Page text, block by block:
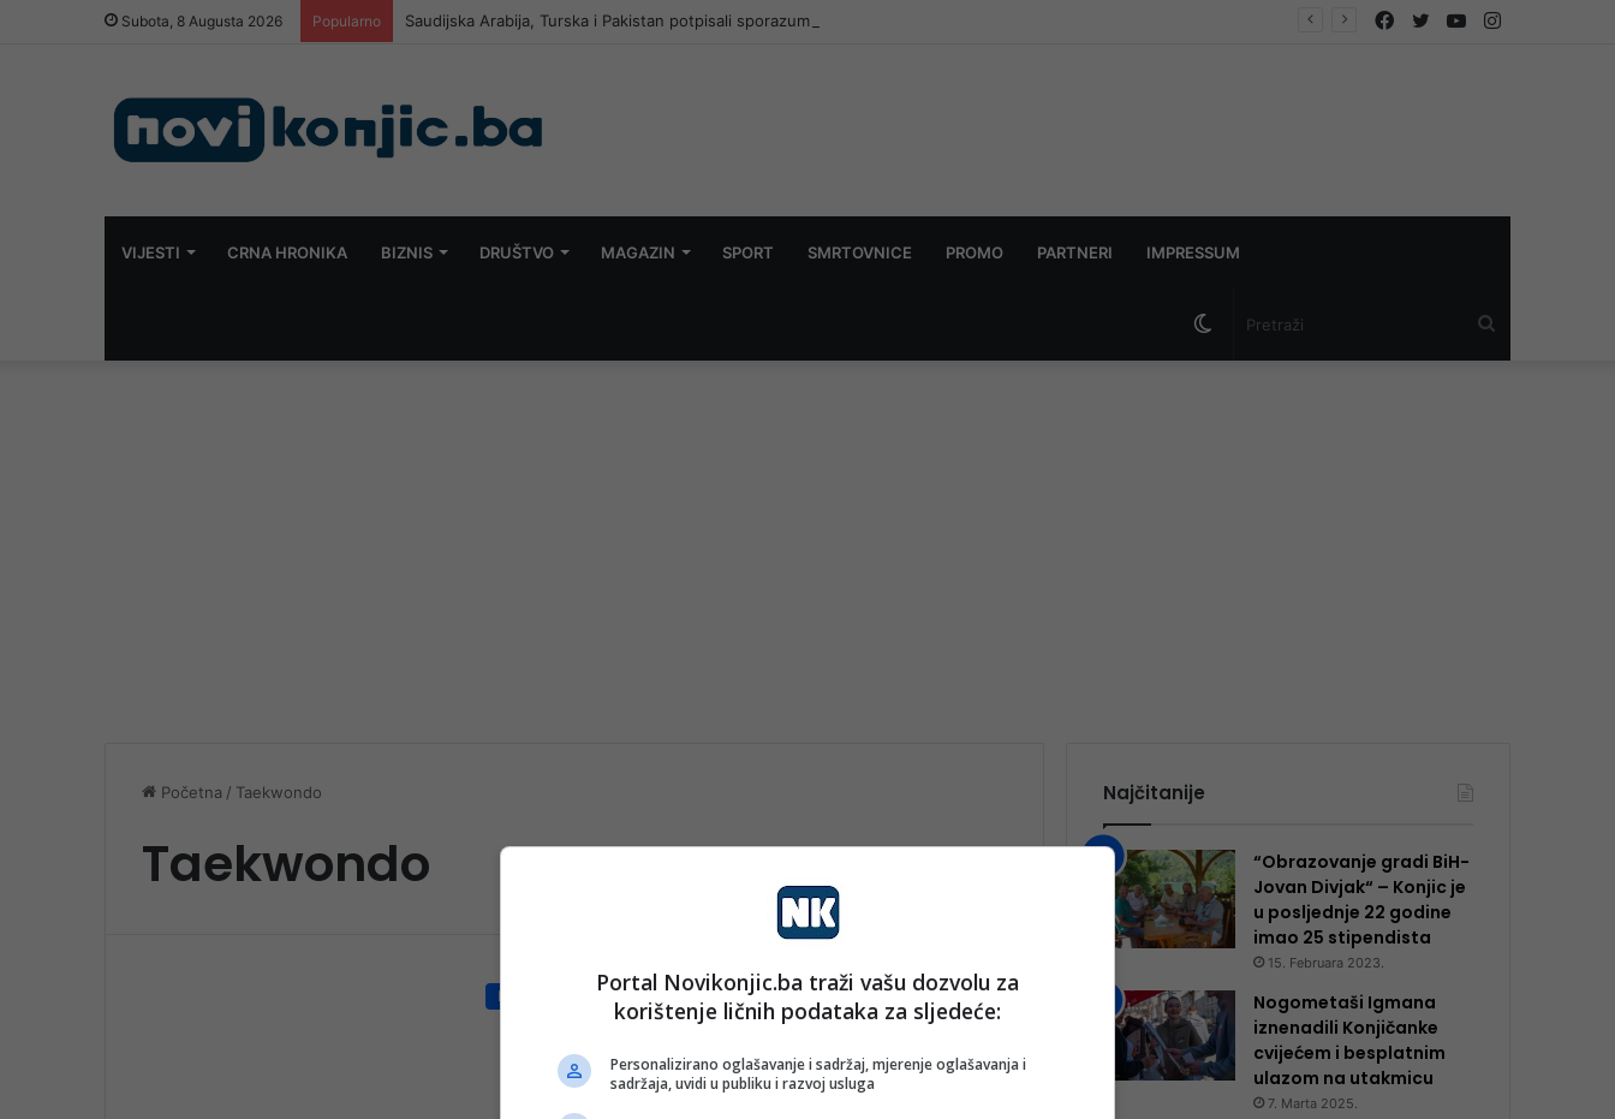
Subota, 8 Augusta 2026 Popularno Saudijska Arabija, Turska i Pakistan potpisali sporazum: Napad na jednu zemlju smatrat će se napadom na sve tri YouTube
Twitter
Facebook
VIJESTI CRNA HRONIKA BIZNIS DRUŠTVO MAGAZIN SPORT SMRTOVNICE PROMO PARTNERI IMPRESSUM
Switch
Početna / Taekwondo
Taekwondo
Društvo
BiH briljirala u Mariboru:
Osvojeno 10 medalja na EP-u
Najčitanije
“Obrazovanje gradi BiH-
Jovan Divjak“ – Konjic je
u posljednje 22 godine
imao 25 ​​stipendista
15. Februara 2023.
Nogometaši Igmana
iznenadili Konjičanke
cvijećem i besplatnim
ulazom na utakmicu
7. Marta 2025.
Portal Novikonjic.ba traži vašu dozvolu za
korištenje ličnih podataka za sljedeće:
Personalizirano oglašavanje i sadržaj, mjerenje oglašavanja i
sadržaja, uvidi u publiku i razvoj usluga